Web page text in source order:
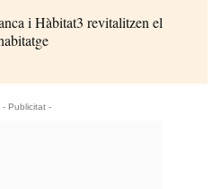
i Hàbitat3 revitalitzen el
- Publicitat -